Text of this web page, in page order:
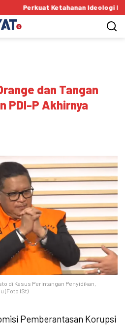
Ketahanan Ideologi Pelajar,
dan Tangan
PDI-P Akhirnya
di Kasus Perintangan Penyidikan,
(Foto ISt)
Pemberantasan Korupsi